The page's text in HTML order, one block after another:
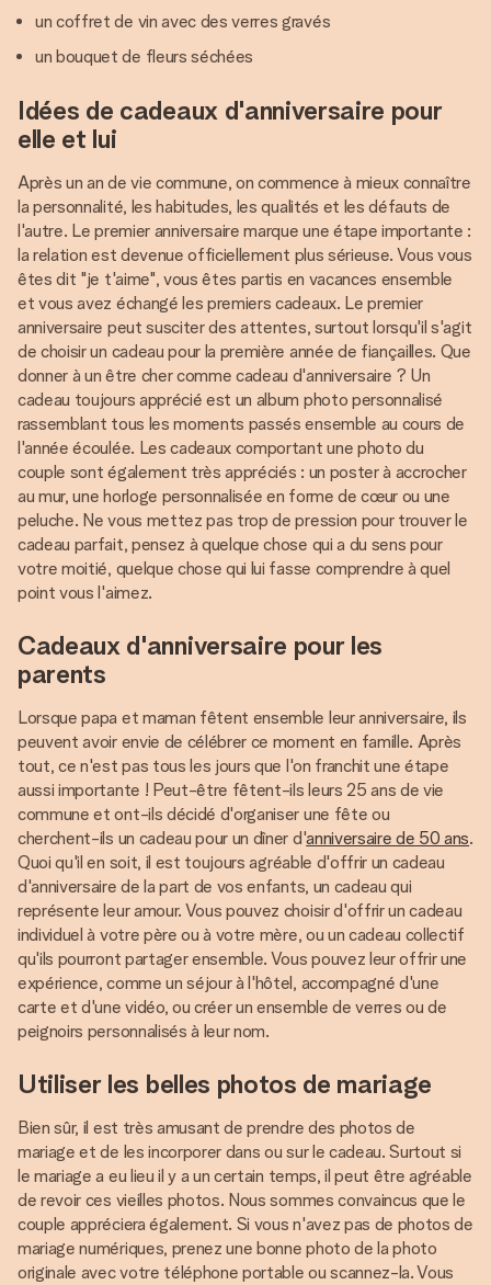
un coffret de vin avec des verres gravés
un bouquet de fleurs séchées
Idées de cadeaux d'anniversaire pour
elle et lui
Après un an de vie commune, on commence à mieux connaître
la personnalité, les habitudes, les qualités et les défauts de
l'autre. Le premier anniversaire marque une étape importante :
la relation est devenue officiellement plus sérieuse. Vous vous
êtes dit "je t'aime", vous êtes partis en vacances ensemble
et vous avez échangé les premiers cadeaux. Le premier
anniversaire peut susciter des attentes, surtout lorsqu'il s'agit
de choisir un cadeau pour la première année de fiançailles. Que
donner à un être cher comme cadeau d'anniversaire ? Un
cadeau toujours apprécié est un album photo personnalisé
rassemblant tous les moments passés ensemble au cours de
l'année écoulée. Les cadeaux comportant une photo du
couple sont également très appréciés : un poster à accrocher
au mur, une horloge personnalisée en forme de cœur ou une
peluche. Ne vous mettez pas trop de pression pour trouver le
cadeau parfait, pensez à quelque chose qui a du sens pour
votre moitié, quelque chose qui lui fasse comprendre à quel
point vous l'aimez.
Cadeaux d'anniversaire pour les
parents
Lorsque papa et maman fêtent ensemble leur anniversaire, ils
peuvent avoir envie de célébrer ce moment en famille. Après
tout, ce n'est pas tous les jours que l'on franchit une étape
aussi importante ! Peut-être fêtent-ils leurs 25 ans de vie
commune et ont-ils décidé d'organiser une fête ou
cherchent-ils un cadeau pour un dîner d'anniversaire de 50 ans.
Quoi qu'il en soit, il est toujours agréable d'offrir un cadeau
d'anniversaire de la part de vos enfants, un cadeau qui
représente leur amour. Vous pouvez choisir d'offrir un cadeau
individuel à votre père ou à votre mère, ou un cadeau collectif
qu'ils pourront partager ensemble. Vous pouvez leur offrir une
expérience, comme un séjour à l'hôtel, accompagné d'une
carte et d'une vidéo, ou créer un ensemble de verres ou de
peignoirs personnalisés à leur nom.
Utiliser les belles photos de mariage
Bien sûr, il est très amusant de prendre des photos de
mariage et de les incorporer dans ou sur le cadeau. Surtout si
le mariage a eu lieu il y a un certain temps, il peut être agréable
de revoir ces vieilles photos. Nous sommes convaincus que le
couple appréciera également. Si vous n'avez pas de photos de
mariage numériques, prenez une bonne photo de la photo
originale avec votre téléphone portable ou scannez-la. Vous